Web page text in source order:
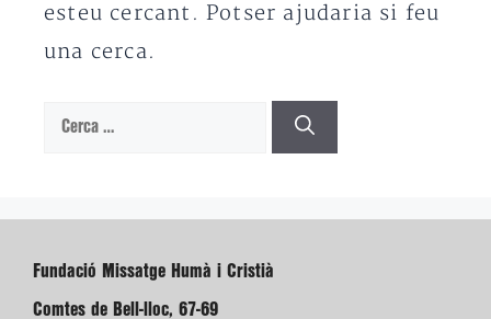
esteu cercant. Potser ajudaria si feu
una cerca.
Cerca:
Fundació Missatge Humà i Cristià
Comtes de Bell-lloc, 67-69